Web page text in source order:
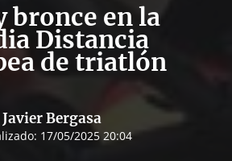
bronce en la
Distancia
de triatlón
Javier Bergasa
17/05/2025 20:04